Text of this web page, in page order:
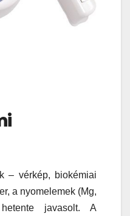
– vérkép, biokémiai
a nyomelemek (Mg,
javasolt. A